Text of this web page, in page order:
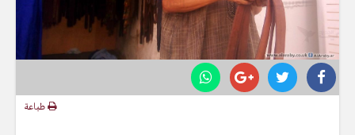
طباعة